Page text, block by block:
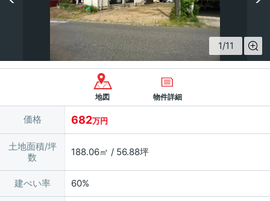
1/11
地図 物件詳細
価格 682万円
土地面積/坪
数
188.06㎡ / 56.88坪
建ぺい率 60%